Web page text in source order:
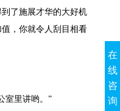
了施展才华的大好机
，你就令人刮目相看
室里讲哟。”
在
线
咨
询